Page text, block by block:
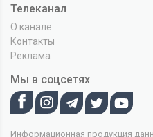
Телеканал
О канале
Контакты
Реклама
Мы в соцсетях
Информационная продукция